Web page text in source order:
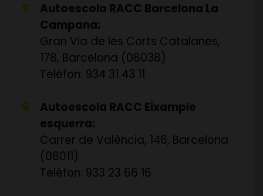
Autoescola RACC Barcelona La
Campana:
Gran Via de les Corts Catalanes,
178, Barcelona (08038)
Telèfon: 934 31 43 11
Autoescola RACC Eixample
esquerra:
Carrer de València, 146, Barcelona
(08011)
Telèfon: 933 23 66 16